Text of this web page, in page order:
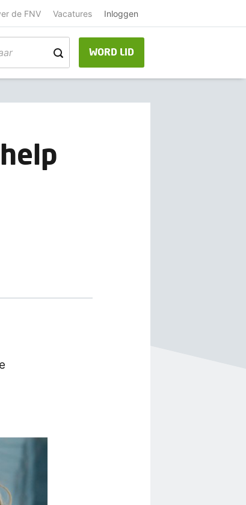
de FNV Vacatures Inloggen
WORD LID